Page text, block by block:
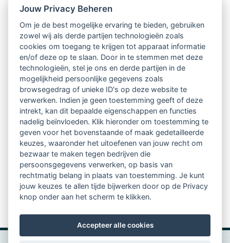
Intervisie met geregistreerde vakgenoten
Netwerk van 2100 professionals in 14
regio's
Vindbaar voor opdrachtgevers
Tijdschrift voor
Begeleidingskunde & kennisbank
Beroepsregistratie (LVSC keurmerk)
Lid worden van LVSC
Jouw Privacy Beheren
Om je de best mogelijke ervaring te bieden, gebruiken
zowel wij als derde partijen technologieën zoals
cookies om toegang te krijgen tot apparaat informatie
en/of deze op te slaan. Door in te stemmen met deze
technologieën, stel je ons en derde partijen in de
mogelijkheid persoonlijke gegevens zoals
browsegedrag of unieke ID's op deze website te
verwerken. Indien je geen toestemming geeft of deze
intrekt, kan dit bepaalde eigenschappen en functies
nadelig beïnvloeden. Klik hieronder om toestemming te
geven voor het bovenstaande of maak gedetailleerde
keuzes, waaronder het uitoefenen van jouw recht om
bezwaar te maken tegen bedrijven die
persoonsgegevens verwerken, op basis van
rechtmatig belang in plaats van toestemming. Je kunt
jouw keuzes te allen tijde bijwerken door op de Privacy
knop onder aan het scherm te klikken.
Accepteer alle cookies